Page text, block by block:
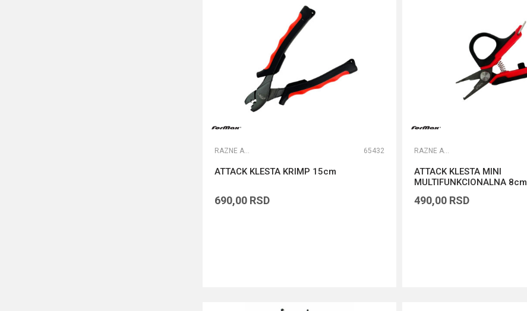
RAZNE ALATKE 65432
ATTACK KLESTA KRIMP 15cm
690,00 RSD
RAZNE ALATKE
ATTACK KLESTA MINI
MULTIFUNKCIONALNA 8cm
490,00 RSD